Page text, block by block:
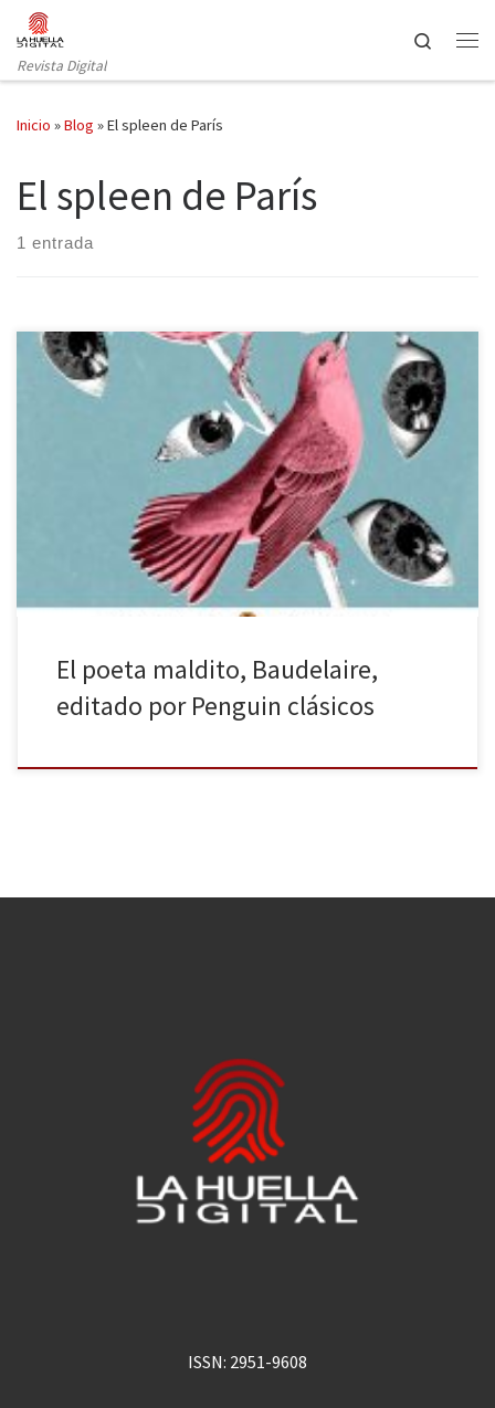
Saltar al contenido
Revista Digital
Search
Inicio »Blog »El spleen de París
El spleen de París
1 entrada
Penguin clásicos publica tres de las obras más emblemáticas del
poeta maldito por excelencia, Charles Baudelaire, en un único
tomo: Las flores del mal. El spleen de París. Los paraísos artificiales.
En este libro podemos hacer un recorrido por su obra, que
comienza con su poesía en verso y continúa […]
El poeta maldito, Baudelaire,
editado por Penguin clásicos
ISSN: 2951-9608